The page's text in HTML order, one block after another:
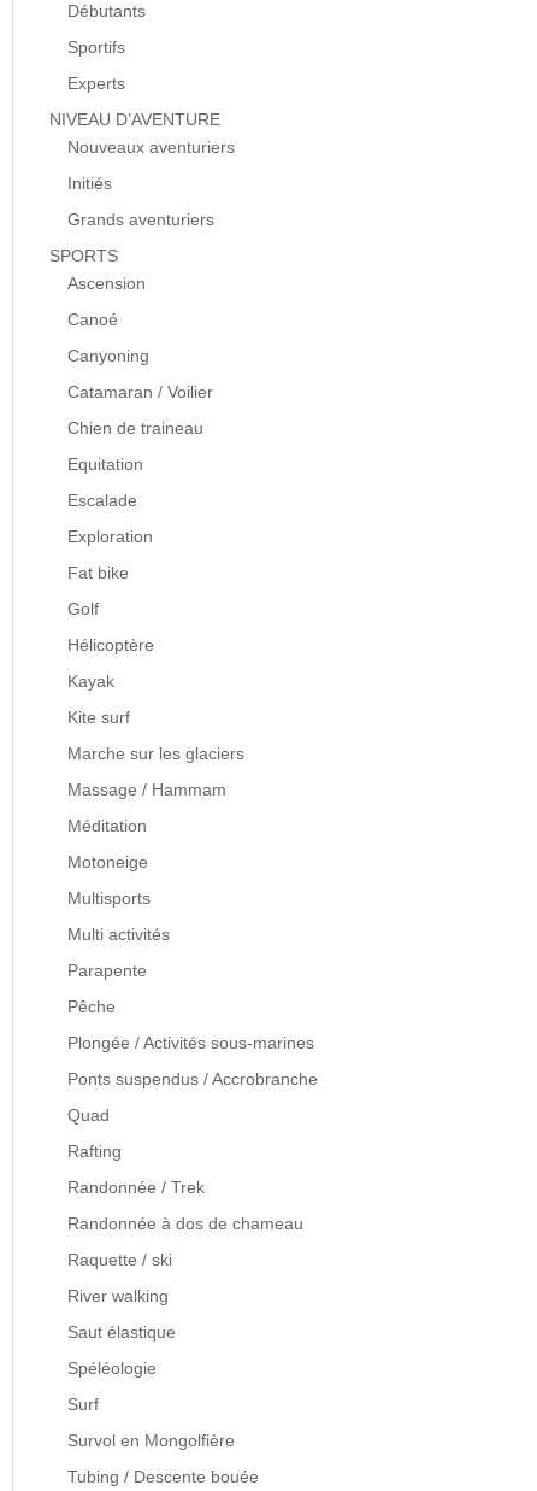
Débutants
Sportifs
Experts
NIVEAU D’AVENTURE
Nouveaux aventuriers
Initiés
Grands aventuriers
SPORTS
Ascension
Canoé
Canyoning
Catamaran / Voilier
Chien de traineau
Equitation
Escalade
Exploration
Fat bike
Golf
Hélicoptère
Kayak
Kite surf
Marche sur les glaciers
Massage / Hammam
Méditation
Motoneige
Multisports
Multi activités
Parapente
Pêche
Plongée / Activités sous-marines
Ponts suspendus / Accrobranche
Quad
Rafting
Randonnée / Trek
Randonnée à dos de chameau
Raquette / ski
River walking
Saut élastique
Spéléologie
Surf
Survol en Mongolfière
Tubing / Descente bouée